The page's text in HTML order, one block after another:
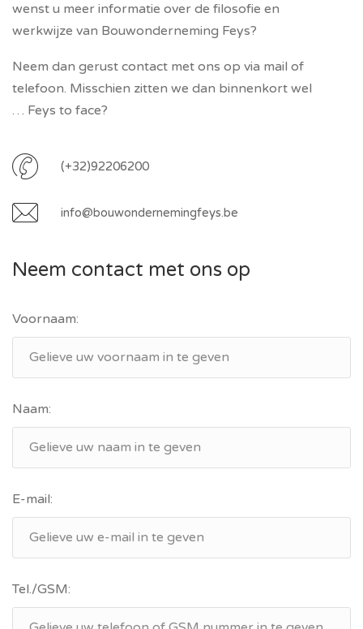
wenst u meer informatie over de filosofie en
werkwijze van Bouwonderneming Feys?
Neem dan gerust contact met ons op via mail of
telefoon. Misschien zitten we dan binnenkort wel
… Feys to face?
(+32)92206200
info@bouwondernemingfeys.be
Neem contact met ons op
Voornaam:
Naam:
E-mail:
Tel./GSM: